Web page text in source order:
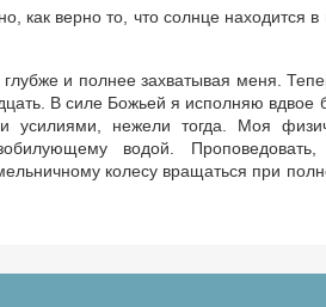
как верно то, что солнце находится в
и полнее захватывая меня.
В силе Божьей я исполняю вдвое
нежели тогда. Моя
водой. Проповедовать,
колесу вращаться при